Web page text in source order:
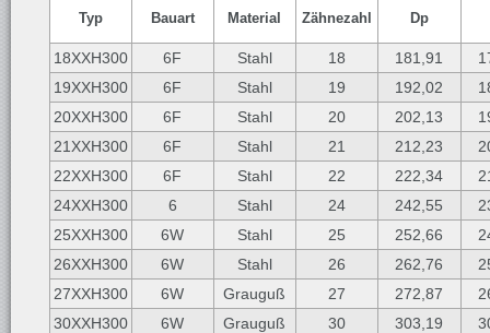
Typ Bauart Material Zähnezahl Dp
18XXH300 6F Stahl 18 181,91
19XXH300
6F Stahl 19 192,02
20XXH300
6F Stahl 20 202,13
21XXH300
6F Stahl 21 212,23
22XXH300
6F Stahl 22 222,34
24XXH300
6 Stahl 24 242,55
25XXH300
6W Stahl 25 252,66
26XXH300
6W Stahl 26 262,76
27XXH300
6W Grauguß 27 272,87
30XXH300
6W Grauguß 30 303,19